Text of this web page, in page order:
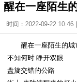
醒在一座陌生
时间：2022-09-22 10:46
醒在一座陌生的城
不知何时 睁开双眼
盘旋交错的公路